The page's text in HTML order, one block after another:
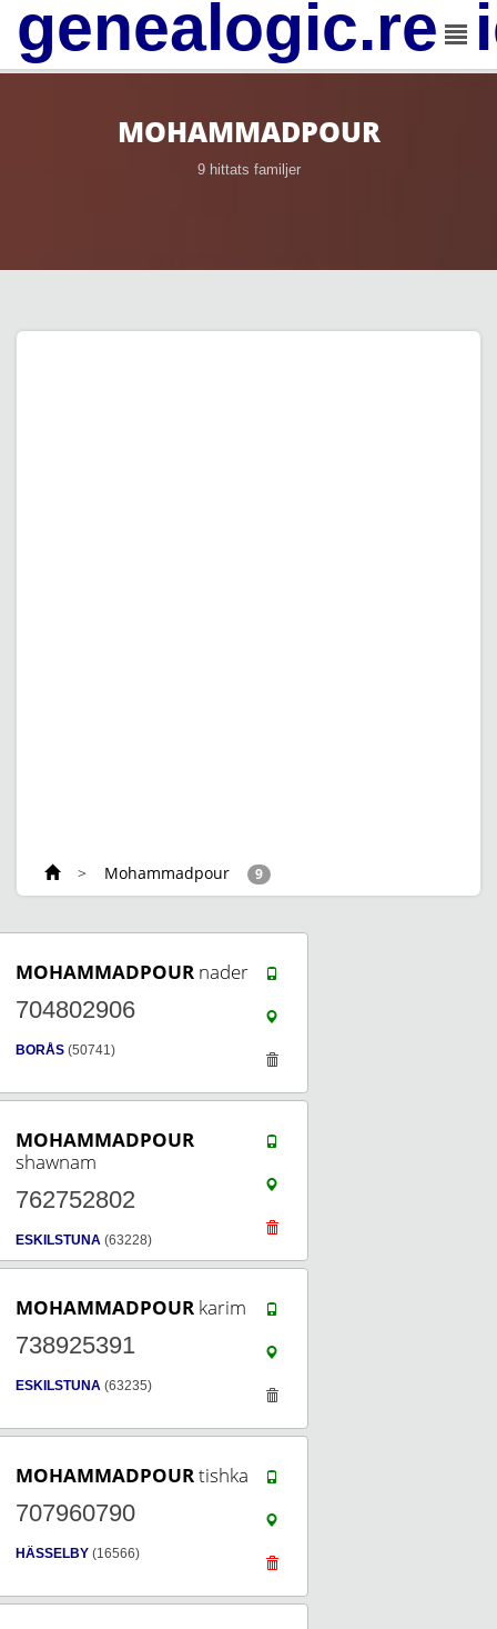
MOHAMMADPOUR
9 hittats familjer
> Mohammadpour 9
MOHAMMADPOUR nader
704802906
BORÅS (50741)
MOHAMMADPOUR
shawnam
762752802
ESKILSTUNA (63228)
MOHAMMADPOUR karim
738925391
ESKILSTUNA (63235)
MOHAMMADPOURtishka
707960790
HÄSSELBY (16566)